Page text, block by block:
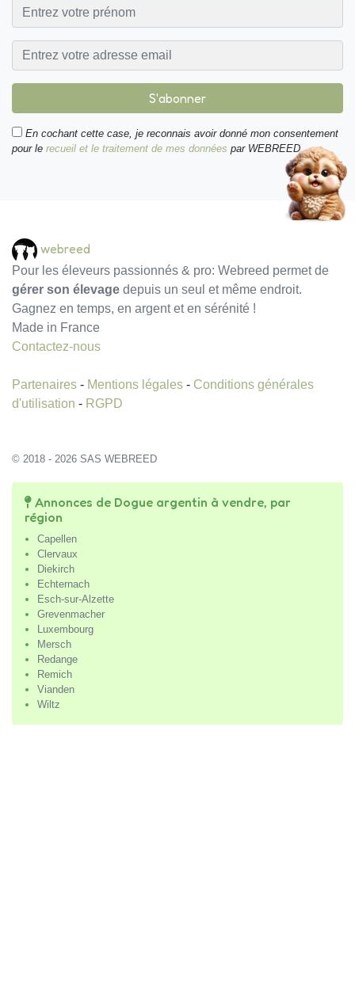
S'abonner
En cochant cette case, je reconnais avoir donné mon consentement
pour le recueil et le traitement de mes données par WEBREED.
webreed
Pour les éleveurs passionnés & pro: Webreed permet de
gérer son élevage depuis un seul et même endroit.
Gagnez en temps, en argent et en sérénité !
Made in France
Contactez-nous
Partenaires - Mentions légales - Conditions générales
d'utilisation - RGPD
© 2018 - 2026 SAS WEBREED
Annonces de Dogue argentin à vendre, par
région
Capellen
Clervaux
Diekirch
Echternach
Esch-sur-Alzette
Grevenmacher
Luxembourg
Mersch
Redange
Remich
Vianden
Wiltz